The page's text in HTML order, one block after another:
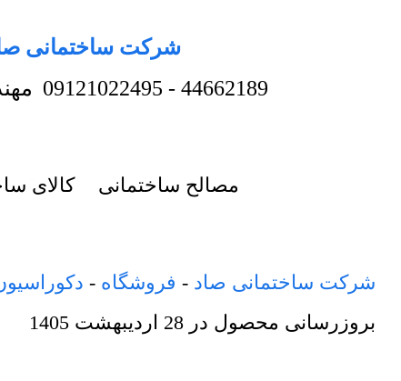
شرکت ساختمانی
44662189
-
09121022495
مصالح ساختمانی کالای
شرکت ساختمانی صاد - فروشگاه -
بروزرسانی محصول در 28 اردیبهشت 1405